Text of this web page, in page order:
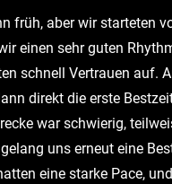
früh, aber wir starteten
einen sehr guten
schnell Vertrauen auf.
direkt die erste
war schwierig,
uns erneut eine
eine starke Pace,